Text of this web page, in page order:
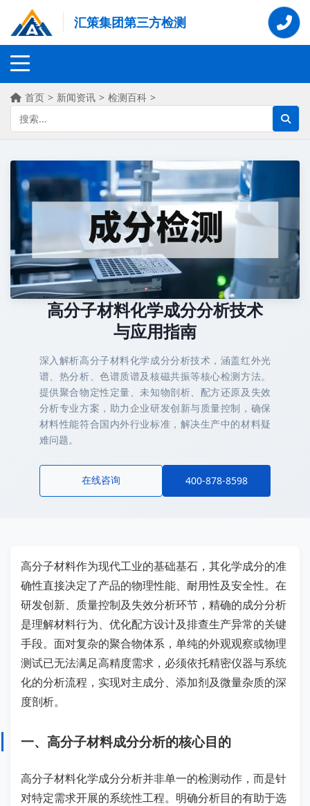
汇策集团第三方检测
首页 > 新闻资讯 > 检测百科 >
高分子材料化学成分分析技术
与应用指南
深入解析高分子材料化学成分分析技术，涵盖红外光
谱、热分析、色谱质谱及核磁共振等核心检测方法。
提供聚合物定性定量、未知物剖析、配方还原及失效
分析专业方案，助力企业研发创新与质量控制，确保
材料性能符合国内外行业标准，解决生产中的材料疑
难问题。
在线咨询 400-878-8598
高分子材料作为现代工业的基础基石，其化学成分的准
确性直接决定了产品的物理性能、耐用性及安全性。在
研发创新、质量控制及失效分析环节，精确的成分分析
是理解材料行为、优化配方设计及排查生产异常的关键
手段。面对复杂的聚合物体系，单纯的外观观察或物理
测试已无法满足高精度需求，必须依托精密仪器与系统
化的分析流程，实现对主成分、添加剂及微量杂质的深
度剖析。
一、高分子材料成分分析的核心目的
高分子材料化学成分分析并非单一的检测动作，而是针
对特定需求开展的系统性工程。明确分析目的有助于选